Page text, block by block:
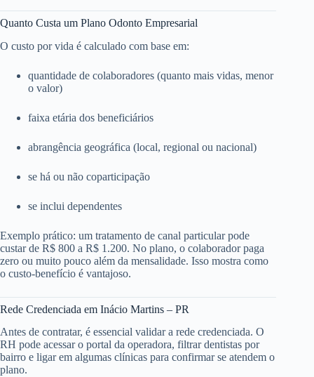
Quanto Custa um Plano Odonto Empresarial
O custo por vida é calculado com base em:
quantidade de colaboradores (quanto mais vidas, menor
o valor)
faixa etária dos beneficiários
abrangência geográfica (local, regional ou nacional)
se há ou não coparticipação
se inclui dependentes
Exemplo prático: um tratamento de canal particular pode
custar de R$ 800 a R$ 1.200. No plano, o colaborador paga
zero ou muito pouco além da mensalidade. Isso mostra como
o custo-benefício é vantajoso.
Rede Credenciada em Inácio Martins – PR
Antes de contratar, é essencial validar a rede credenciada. O
RH pode acessar o portal da operadora, filtrar dentistas por
bairro e ligar em algumas clínicas para confirmar se atendem o
plano.